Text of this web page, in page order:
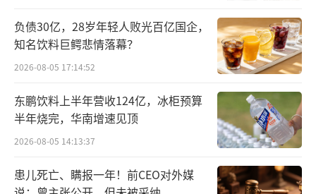
2020年时全国DRG试点城市多数未开展实
际付费，DIP试点更是尚未启动。医保局拿出这
组数据是为了证明：公立医院亏损的现象已经
损。
同时，国家医保局拿出最新的统计数据：2
022年，全国101个试点城市DRG/DIP付费与按
项目付费相比，医疗机构获得结余留用69亿
负债30亿，28岁年轻人败光百亿国企，
知名饮料巨鳄悲情落幕？
2026-08-05 17:14:52
东鹏饮料上半年营收124亿，冰柜预算
半年烧完，华南增速见顶
2026-08-05 14:13:37
患儿死亡、瞒报一年！前CEO对外媒